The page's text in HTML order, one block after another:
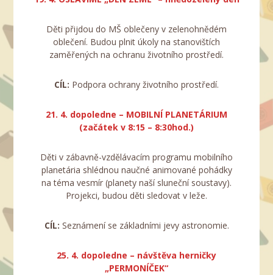
Děti přijdou do MŠ oblečeny v zelenohnědém
oblečení. Budou plnit úkoly na stanovištích
zaměřených na ochranu životního prostředí.
CÍL: Podpora ochrany životního prostředí.
21. 4. dopoledne – MOBILNÍ PLANETÁRIUM
(začátek v 8:15 – 8:30hod.)
Děti v zábavně-vzdělávacím programu mobilního
planetária shlédnou naučné animované pohádky
na téma vesmír (planety naší sluneční soustavy).
Projekci, budou děti sledovat v leže.
CÍL: Seznámení se základními jevy astronomie.
25. 4. dopoledne – návštěva herničky
„PERMONÍČEK“